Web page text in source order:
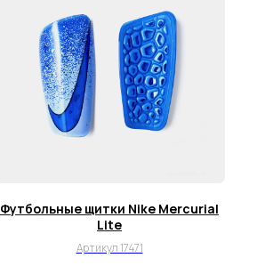
Футбольные щитки Nike Mercurial
Lite
Артикул 17471